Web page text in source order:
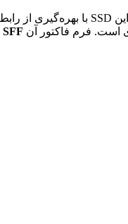
است. فرم فاکتور آن SFF